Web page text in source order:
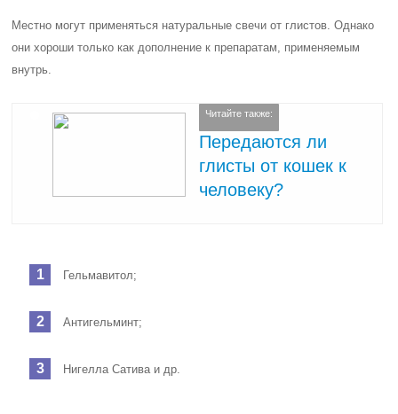
Местно могут применяться натуральные свечи от глистов. Однако
они хороши только как дополнение к препаратам, применяемым
внутрь.
Читайте также:
Передаются ли
глисты от кошек к
человеку?
Гельмавитол;
Антигельминт;
Нигелла Сатива и др.